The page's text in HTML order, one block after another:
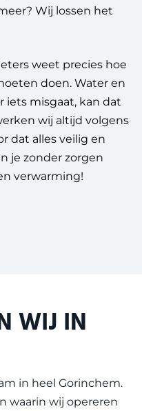
Wij lossen het
weet precies hoe
doen. Water en
iets misgaat, kan dat
wij altijd volgens
dat alles veilig en
je zonder zorgen
verwarming!
WIJ IN
in heel Gorinchem.
waarin wij opereren